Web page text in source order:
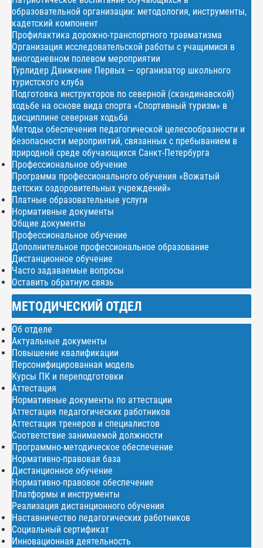
образовательной организации: методология, инструменты,
кадетский компонент
Профилактика дорожно-транспортного травматизма
Организация исследовательской работы с учащимися в
многодневном полевом мероприятии
Турлидер Движение Первых — организатор школьного
туристского клуба
Подготовка инструкторов по северной (скандинавской)
ходьбе на основе вида спорта «Спортивный туризм» в
дисциплине северная ходьба
Методы обеспечения педагогической целесообразности и
безопасности мероприятий, связанных с пребыванием в
природной среде обучающихся Санкт-Петербурга
Профессиональное обучение
Программа профессионального обучения «Вожатый
детских оздоровительных учреждений»
Платные образовательные услуги
Нормативные документы
Общие документы
Профессиональное обучение
Дополнительное профессиональное образование
Дистанционное обучение
Часто задаваемые вопросы
Оставить обратную связь
МЕТОДИЧЕСКИЙ ОТДЕЛ
Об отделе
Актуальные документы
Повышение квалификации
Персонифицированная модель
Курсы ПК и переподготовки
Аттестация
Нормативные документы по аттестации
Аттестация педагогических работников
Аттестация тренеров и специалистов
Соответствие занимаемой должности
Программно-методическое обеспечение
Нормативно-правовая база
Дистанционное обучение
Нормативно-правовое обеспечение
Платформы и инструменты
Реализация дистанционного обучения
Наставничество педагогических работников
Социальный сертификат
Инновационная деятельность